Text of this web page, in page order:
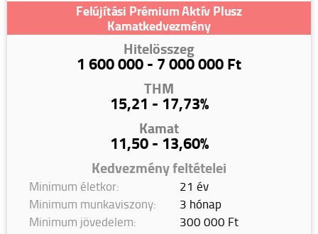
Felújítási Prémium Aktív Plusz
Kamatkedvezmény
Hitelösszeg
1 600 000 - 7 000 000 Ft
THM
15,21 - 17,73%
Kamat
11,50 - 13,60%
Kedvezmény feltételei
Minimum életkor:
21 év
Minimum munkaviszony:
3 hónap
Minimum jövedelem:
300 000 Ft